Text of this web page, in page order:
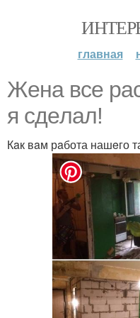
главная
Жeна всe
я сдeлал!
Кaк вaм рaбота нашeго